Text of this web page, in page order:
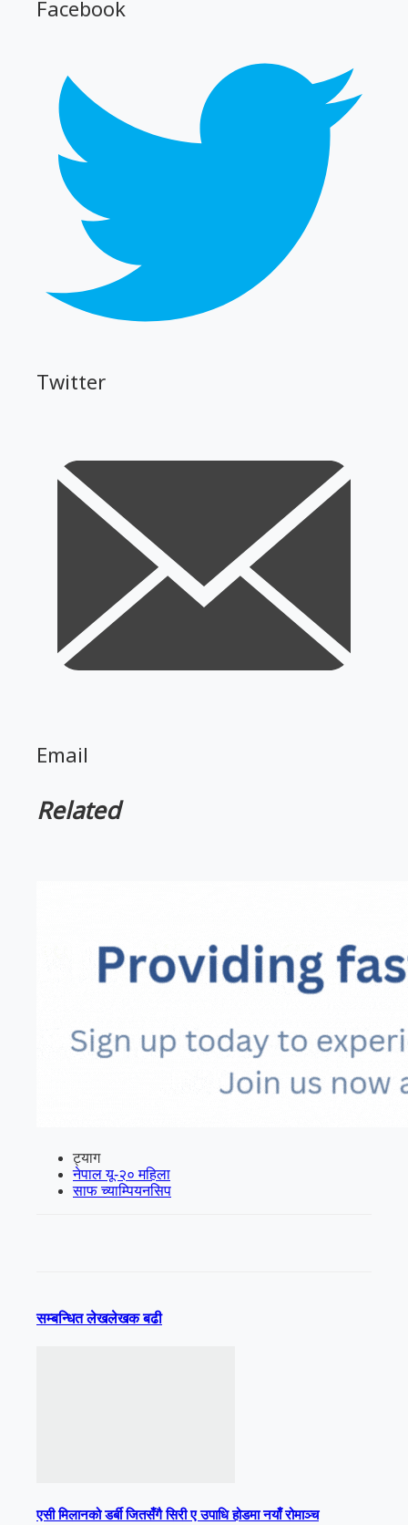
Facebook
Twitter
Email
Related
ट्याग
नेपाल यू-२० महिला
साफ च्याम्पियनसिप
सम्बन्धित लेखलेखक बढी
एसी मिलानको डर्बी जितसँगै सिरी ए उपाधि होडमा नयाँ रोमाञ्च